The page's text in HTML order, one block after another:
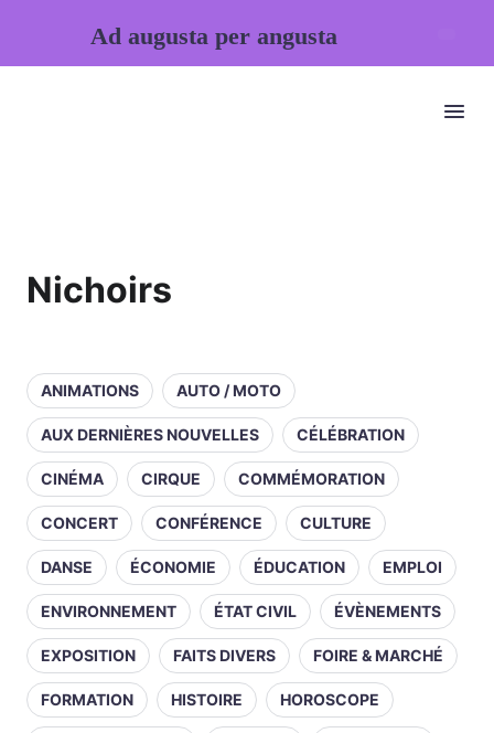
Nichoirs
ANIMATIONS AUTO / MOTO
AUX DERNIÈRES NOUVELLES CÉLÉBRATION
CINÉMA CIRQUE COMMÉMORATION
CONCERT CONFÉRENCE CULTURE
DANSE ÉCONOMIE ÉDUCATION EMPLOI
ENVIRONNEMENT ÉTAT CIVIL ÉVÈNEMENTS
EXPOSITION FAITS DIVERS FOIRE & MARCHÉ
FORMATION HISTOIRE HOROSCOPE
Ad augusta per angusta